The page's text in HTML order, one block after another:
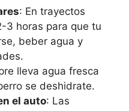
: En trayectos
3 horas para que tu
beber agua y
lleva agua fresca
se deshidrate.
el auto: Las